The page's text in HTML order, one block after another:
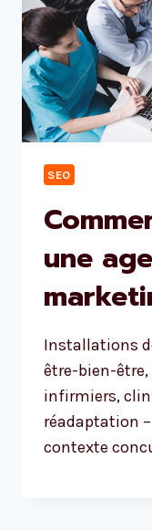
SEO
une
Installations
être-bien-
infirmiers,
réadaptation
contexte